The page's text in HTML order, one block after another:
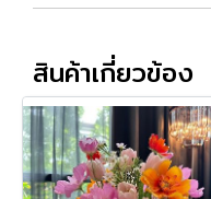
สินค้าเกี่ยวข้อง